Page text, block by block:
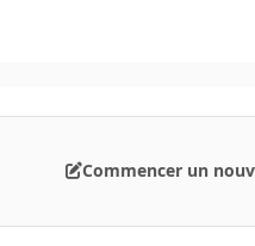
Commencer un